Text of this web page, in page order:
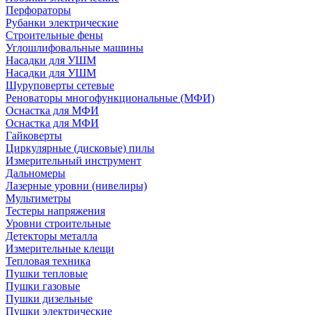
Перфораторы
Рубанки электрические
Строительные фены
Углошлифовальные машины
Насадки для УШМ
Насадки для УШМ
Шуруповерты сетевые
Реноваторы многофункциональные (МФИ)
Оснастка для МФИ
Оснастка для МФИ
Гайковерты
Циркулярные (дисковые) пилы
Измерительный инструмент
Дальномеры
Лазерные уровни (нивелиры)
Мультиметры
Тестеры напряжения
Уровни строительные
Детекторы металла
Измерительные клещи
Тепловая техника
Пушки тепловые
Пушки газовые
Пушки дизельные
Пушки электрические